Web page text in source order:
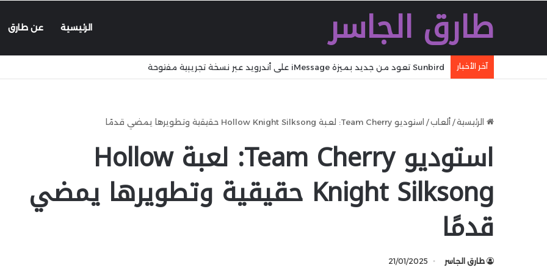
طارق الجاسر الرئيسية عن طارق
آخر الأخبار Sunbird تعود من جديد بميزة iMessage على أندرويد عبر نسخة تجريبية مفتوحة
الرئيسية/ ألعاب/ استوديو Team Cherry: لعبة Hollow Knight Silksong حقيقية وتطويرها يمضي قدمًا
استوديو Team Cherry: لعبة Hollow
Knight Silksong حقيقية وتطويرها يمضي
قدمًا
طارق الجاسر 21/01/2025